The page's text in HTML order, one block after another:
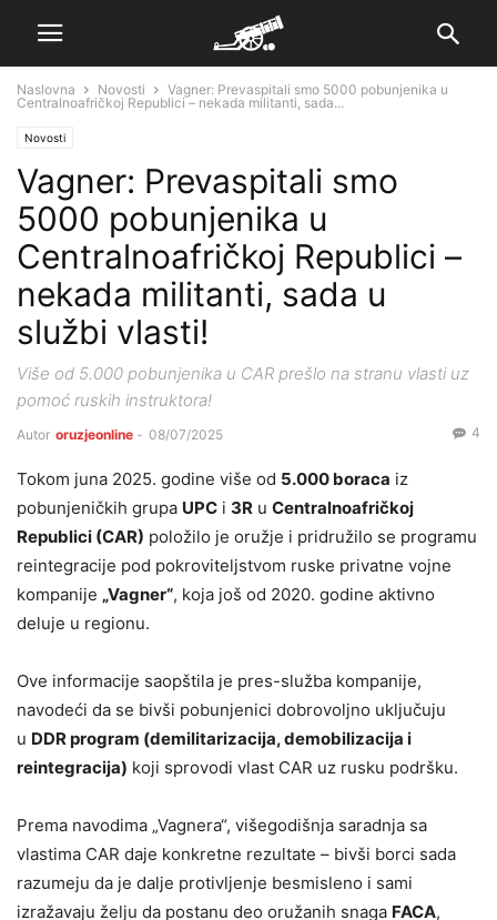
Naslovna Novosti
Vagner: Prevaspitali smo 5000 pobunjenika u
Centralnoafričkoj Republici – nekada militanti, sada...
Novosti
Vagner: Prevaspitali smo
5000 pobunjenika u
Centralnoafričkoj Republici –
nekada militanti, sada u
službi vlasti!
Više od 5.000 pobunjenika u CAR prešlo na stranu vlasti uz
pomoć ruskih instruktora!
Autor oruzjeonline - 08/07/2025 4
Tokom juna 2025. godine više od 5.000 boraca iz
pobunjeničkih grupa UPC i 3R u Centralnoafričkoj
Republici (CAR) položilo je oružje i pridružilo se programu
reintegracije pod pokroviteljstvom ruske privatne vojne
kompanije „Vagner“, koja još od 2020. godine aktivno
deluje u regionu.
Ove informacije saopštila je pres-služba kompanije,
navodeći da se bivši pobunjenici dobrovoljno uključuju
u DDR program (demilitarizacija, demobilizacija i
reintegracija) koji sprovodi vlast CAR uz rusku podršku.
Prema navodima „Vagnera“, višegodišnja saradnja sa
vlastima CAR daje konkretne rezultate – bivši borci sada
razumeju da je dalje protivljenje besmisleno i sami
izražavaju želju da postanu deo oružanih snaga FACA,